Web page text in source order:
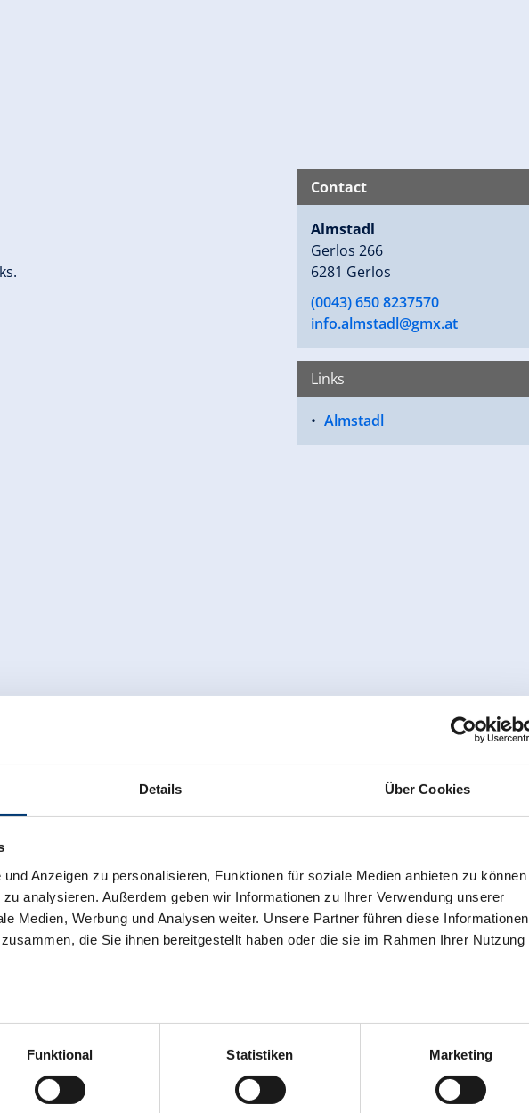
Details Über Cookies
Anzeigen zu personalisieren, Funktionen für soziale Medien anbieten zu können
analysieren. Außerdem geben wir Informationen zu Ihrer Verwendung unserer
Medien, Werbung und Analysen weiter. Unsere Partner führen diese Informationen
die Sie ihnen bereitgestellt haben oder die sie im Rahmen Ihrer Nutzung
& Co KG
Funktional Statistiken Marketing
Contact
Almstadl
Gerlos 266
6281 Gerlos
(0043) 650 8237570
info.almstadl@gmx.at
Links
Almstadl